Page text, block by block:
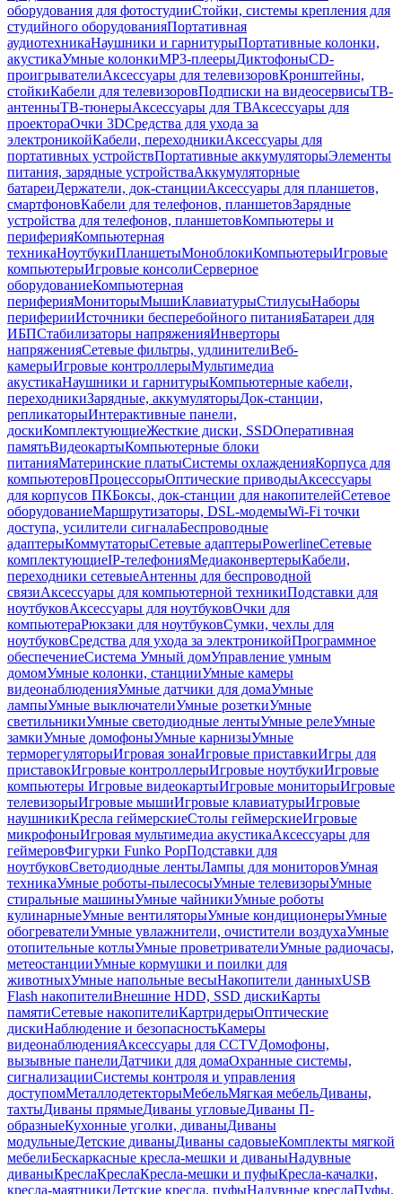
оборудования для фотостудииСтойки, системы крепления для
студийного оборудованияПортативная
аудиотехникаНаушники и гарнитурыПортативные колонки,
акустикаУмные колонкиMP3-плеерыДиктофоныCD-
проигрывателиАксессуары для телевизоровКронштейны,
стойкиКабели для телевизоровПодписки на видеосервисыТВ-
антенныТВ-тюнерыАксессуары для ТВАксессуары для
проектораОчки 3DСредства для ухода за
электроникойКабели, переходникиАксессуары для
портативных устройствПортативные аккумуляторыЭлементы
питания, зарядные устройстваАккумуляторные
батареиДержатели, док-станцииАксессуары для планшетов,
смартфоновКабели для телефонов, планшетовЗарядные
устройства для телефонов, планшетовКомпьютеры и
периферияКомпьютерная
техникаНоутбукиПланшетыМоноблокиКомпьютерыИгровые
компьютерыИгровые консолиСерверное
оборудованиеКомпьютерная
периферияМониторыМышиКлавиатурыСтилусыНаборы
периферииИсточники бесперебойного питанияБатареи для
ИБПСтабилизаторы напряженияИнверторы
напряженияСетевые фильтры, удлинителиВеб-
камерыИгровые контроллерыМультимедиа
акустикаНаушники и гарнитурыКомпьютерные кабели,
переходникиЗарядные, аккумуляторыДок-станции,
репликаторыИнтерактивные панели,
доскиКомплектующиеЖесткие диски, SSDОперативная
памятьВидеокартыКомпьютерные блоки
питанияМатеринские платыСистемы охлажденияКорпуса для
компьютеровПроцессорыОптические приводыАксессуары
для корпусов ПКБоксы, док-станции для накопителейСетевое
оборудованиеМаршрутизаторы, DSL-модемыWi-Fi точки
доступа, усилители сигналаБеспроводные
адаптерыКоммутаторыСетевые адаптерыPowerlineСетевые
комплектующиеIP-телефонияМедиаконвертерыКабели,
переходники сетевыеАнтенны для беспроводной
связиАксессуары для компьютерной техникиПодставки для
ноутбуковАксессуары для ноутбуковОчки для
компьютераРюкзаки для ноутбуковСумки, чехлы для
ноутбуковСредства для ухода за электроникойПрограммное
обеспечениеСистема Умный домУправление умным
домомУмные колонки, станцииУмные камеры
видеонаблюденияУмные датчики для домаУмные
лампыУмные выключателиУмные розеткиУмные
светильникиУмные светодиодные лентыУмные релеУмные
замкиУмные домофоныУмные карнизыУмные
терморегуляторыИгровая зонаИгровые приставкиИгры для
приставокИгровые контроллерыИгровые ноутбукиИгровые
компьютеры Игровые видеокартыИгровые мониторыИгровые
телевизорыИгровые мышиИгровые клавиатурыИгровые
наушникиКресла геймерскиеСтолы геймерскиеИгровые
микрофоныИгровая мультимедиа акустикаАксессуары для
геймеровФигурки Funko PopПодставки для
ноутбуковСветодиодные лентыЛампы для мониторовУмная
техникаУмные роботы-пылесосыУмные телевизорыУмные
стиральные машиныУмные чайникиУмные роботы
кулинарныеУмные вентиляторыУмные кондиционерыУмные
обогревателиУмные увлажнители, очистители воздухаУмные
отопительные котлыУмные проветривателиУмные радиочасы,
метеостанцииУмные кормушки и поилки для
животныхУмные напольные весыНакопители данныхUSB
Flash накопителиВнешние HDD, SSD дискиКарты
памятиСетевые накопителиКартридерыОптические
дискиНаблюдение и безопасностьКамеры
видеонаблюденияАксессуары для CCTVДомофоны,
вызывные панелиДатчики для домаОхранные системы,
сигнализацииСистемы контроля и управления
доступомМеталлодетекторыМебельМягкая мебельДиваны,
тахтыДиваны прямыеДиваны угловыеДиваны П-
образныеКухонные уголки, диваныДиваны
модульныеДетские диваныДиваны садовыеКомплекты мягкой
мебелиБескаркасные кресла-мешки и диваныНадувные
диваныКреслаКреслаКресла-мешки и пуфыКресла-качалки,
кресла-маятникиДетские кресла, пуфыНадувные креслаПуфы,